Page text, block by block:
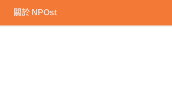
關於 NPOst